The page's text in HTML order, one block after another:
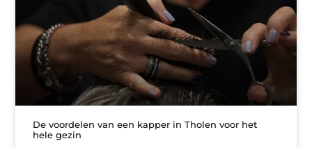
De voordelen van een kapper in Tholen voor het
hele gezin